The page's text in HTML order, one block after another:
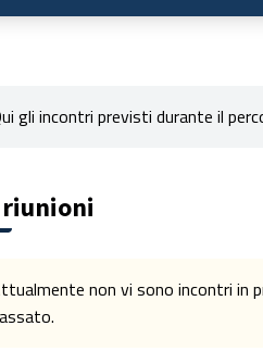
gli incontri previsti durante il
non vi sono incontri in